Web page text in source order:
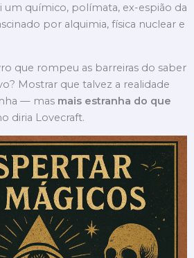
um químico, polímata, ex-espião da
por alquimia, física nuclear e
que rompeu as barreiras do saber
Mostrar que talvez a realidade
— mas mais estranha do que
diria Lovecraft.